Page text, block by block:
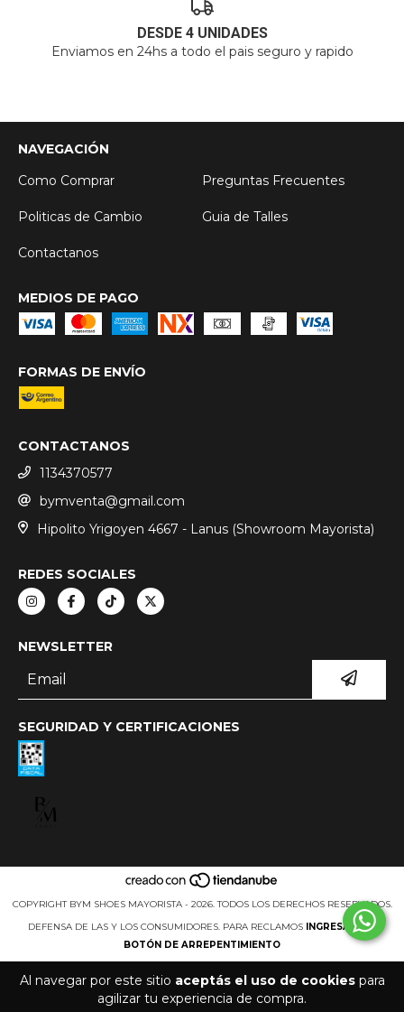
Al navegar por este sitio aceptás el uso de cookiespara
agilizar tu experiencia de compra.
DESDE 4 UNIDADES
Enviamos en 24hs a todo el pais seguro y rapido
NAVEGACIÓN
Como Comprar
Preguntas Frecuentes
Politicas de Cambio Guia de Talles
Contactanos
MEDIOS DE PAGO
FORMAS DE ENVÍO
CONTACTANOS
1134370577
bymventa@gmail.com
Hipolito Yrigoyen 4667 - Lanus (Showroom Mayorista)
REDES SOCIALES
NEWSLETTER
SEGURIDAD Y CERTIFICACIONES
COPYRIGHT BYM SHOES MAYORISTA - 2026. TODOS LOS DERECHOS RESERVADOS.
DEFENSA DE LAS Y LOS CONSUMIDORES. PARA RECLAMOS INGRESÁ ACÁ.
BOTÓN DE ARREPENTIMIENTO